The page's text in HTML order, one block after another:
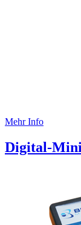
Mehr Info
Digital-